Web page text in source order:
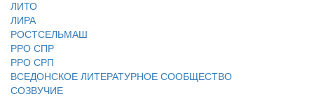
ЛИТО
ЛИРА
РОСТСЕЛЬМАШ
РРО СПР
РРО СРП
ВСЕДОНСКОЕ ЛИТЕРАТУРНОЕ СООБЩЕСТВО
СОЗВУЧИЕ